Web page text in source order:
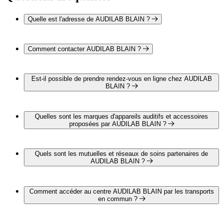
Quelle est l'adresse de AUDILAB BLAIN ?
Blain
Comment contacter AUDILAB BLAIN ?
02 40 79 94 73
Est-il possible de prendre rendez-vous en ligne chez AUDILAB
BLAIN ?
AUDILAB BLAIN pour un bilan auditif complet et gratuit en
cliquant sur le lien suivant :
https://www.audilab.fr/centre/audioprothesiste-blain/#dispo-
Quelles sont les marques d'appareils auditifs et accessoires
proposées par AUDILAB BLAIN ?
PHONAK
Quels sont les mutuelles et réseaux de soins partenaires de
AUDILAB BLAIN ?
réseaux de soins suivants :
CARTE BLANCHE
ITELIS
Comment accéder au centre AUDILAB BLAIN par les transports
en commun ?